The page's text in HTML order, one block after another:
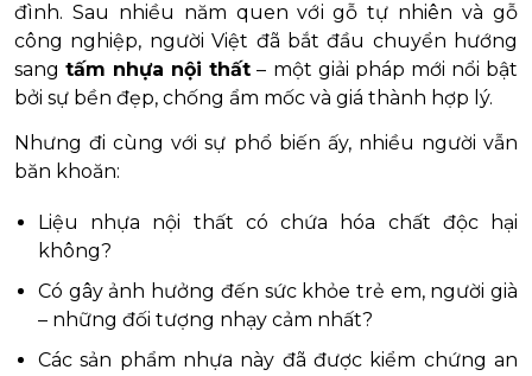
đình. Sau nhiều năm quen với gỗ tự nhiên và gỗ
công nghiệp, người Việt đã bắt đầu chuyển hướng
sangtấm nhựa nội thất – một giải pháp mới nổi bật
bởi sự bền đẹp, chống ẩm mốc và giá thành hợp lý.
Nhưng đi cùng với sự phổ biến ấy, nhiều người vẫn
băn khoăn:
Liệu nhựa nội thất có chứa hóa chất độc hại
không?
Có gây ảnh hưởng đến sức khỏe trẻ em, người già
– những đối tượng nhạy cảm nhất?
Các sản phẩm nhựa này đã được kiểm chứng an